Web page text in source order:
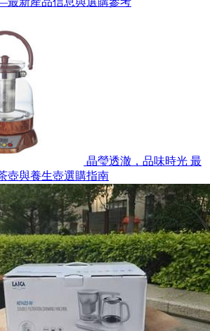
晶瑩透澈，品味時光 最
壺與養生壺選購指南